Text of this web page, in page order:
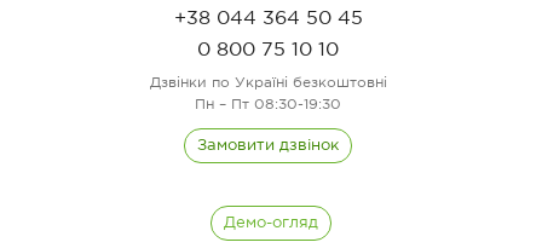
+38 044 364 50 45
0 800 75 10 10
Дзвінки по Україні безкоштовні
Пн – Пт 08:30-19:30
Замовити дзвінок
Демо-огляд